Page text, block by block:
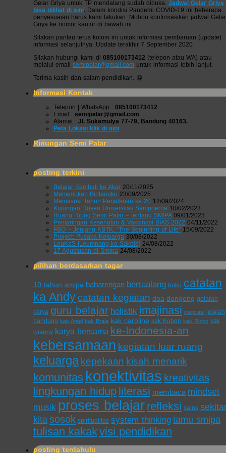
Gelar Griya untuk TP mendatang sudah dibuka. Jadwal Gelar Griya
bisa dilihat di sini. Dalam kondisi Pandemi COVID-19 ini beberapa
penyesuaian harus kami lakukan. Mohon konfirmasikan jadwal Gelar
Griya ke nomor kantor di bawah ini.
Silakan pantau terus kolom ini untuk informasi pembaruan (update)
informasi selanjutnya. Update terakhir 7 September 2020
Silakan hubungi kami di 085100173412 (telepon atau WA) atau
melalui email semipalar@gmail.com untuk informasi lebih lanjut.
Terima kasih dan salam pendidikan. 😀
Informasi Kontak
Telepon | WhatsApp : 085100173412
Email : semipalar@gmail.com
Alamat : Jl. Sukamulya 77-79, Bandung 40163.
Peta Lokasi klik di sini
Ririungan Semi Palar
posting terkini
Belajar Kembali ke Akar 20/11/2025
Menemukan Bintangku 23/09/2025
Memasuki Tahun Perjalanan ke 20 12/09/2024
Kujungan Dosen Universitas Sampoerna 10/02/2023
Ruang Riung Semi Palar – tentang SMIPA 09/01/2023
Penjaringan Kesehatan & Vaksinasi BIAS 2022 04/11/2022
FBO – Jenjang KBTK: “The Beginning of Life” 15/09/2022
Project: Pusaka Keluarga 30/08/2022
LeuKaS [Leumpang ka Sakola] 24/08/2022
17 Agustusan di Smipa 24/08/2022
pilihan berdasarkan tagar
10 tahun smipa babarengan bertualang buku catatan
ka Andy catatan kegiatan doa dongeng gelaran
karya guru belajar holistik imajinasi inspirasi jelajah
bandung kak Amel kak Braja kak caroline kak Koben kak Rizky kak
wienny karya bersama ke-Indonesia-an
kebersamaan kegiatan luar ruang
keluarga kepekaan kisah menarik
komunitas konektivitas kreativitas
lingkungan hidup literasi membaca mindset
musik proses belajar refleksi sains
kitasosok spiritualitas system thinking tamu smipa
tulisan kakakvisi pendidikan
posting terdahulu